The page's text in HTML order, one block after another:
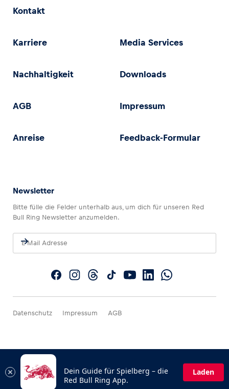
Kontakt
Karriere Media Services
Nachhaltigkeit Downloads
AGB Impressum
Anreise Feedback-Formular
Newsletter
Bitte fülle die Felder unterhalb aus, um dich für unseren Red
Bull Ring Newsletter anzumelden.
Datenschutz Impressum AGB
Dein Guide für Spielberg – die
Red Bull Ring App.
Laden